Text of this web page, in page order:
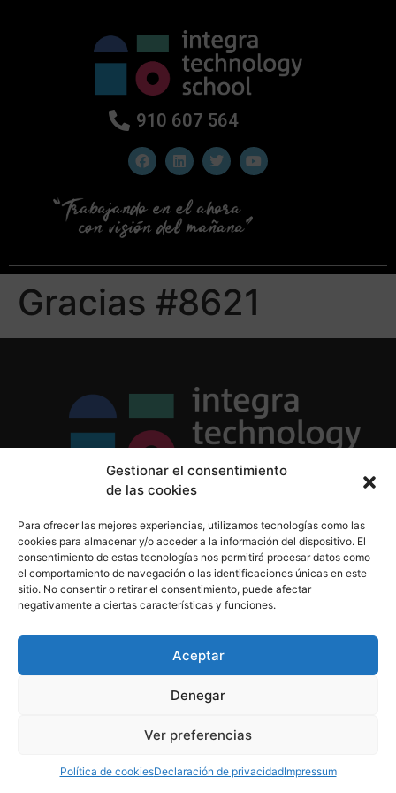
Gestionar el consentimiento
de las cookies
Para ofrecer las mejores experiencias, utilizamos tecnologías como las
cookies para almacenar y/o acceder a la información del dispositivo. El
consentimiento de estas tecnologías nos permitirá procesar datos como
el comportamiento de navegación o las identificaciones únicas en este
sitio. No consentir o retirar el consentimiento, puede afectar
negativamente a ciertas características y funciones.
Aceptar
Denegar
Ver preferencias
Política de cookiesDeclaración de privacidadImpressum
910 607 564
Gracias #8621
Política de Cookies
Aviso Legal
910 607 564
derechos reservados